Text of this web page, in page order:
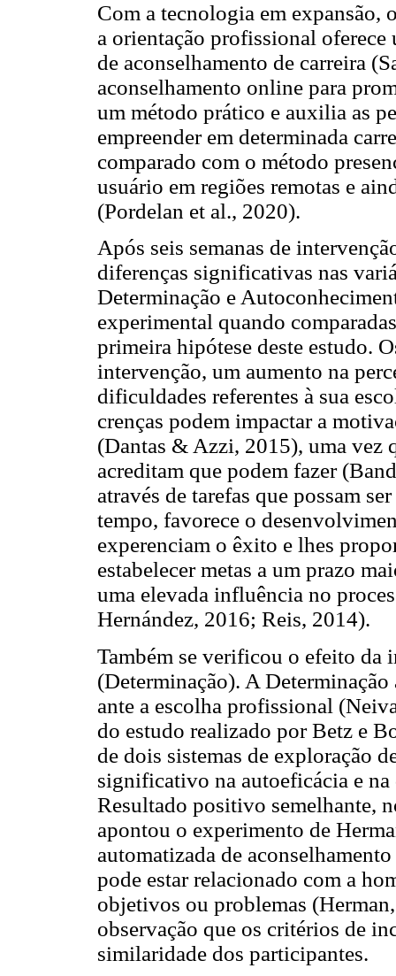
Com a tecnologia em expansão,
a orientação profissional
de aconselhamento de carreira
aconselhamento online para
um método prático e auxilia as
empreender em determinada
comparado com o método
usuário em regiões remotas e
(Pordelan et al., 2020).
Após seis semanas de
diferenças significativas nas
Determinação e
experimental quando
primeira hipótese deste estudo.
intervenção, um aumento na
dificuldades referentes à sua
crenças podem impactar a
(Dantas & Azzi, 2015), uma vez
acreditam que podem fazer
através de tarefas que possam
tempo, favorece o
experenciam o êxito e lhes
estabelecer metas a um prazo
uma elevada influência no
Hernández, 2016; Reis, 2014).
Também se verificou o efeito da
(Determinação). A Determinação
ante a escolha profissional
do estudo realizado por Betz e
de dois sistemas de exploração
significativo na autoeficácia e
Resultado positivo semelhante,
apontou o experimento de
automatizada de
pode estar relacionado com a
objetivos ou problemas
observação que os critérios de
similaridade dos participantes.